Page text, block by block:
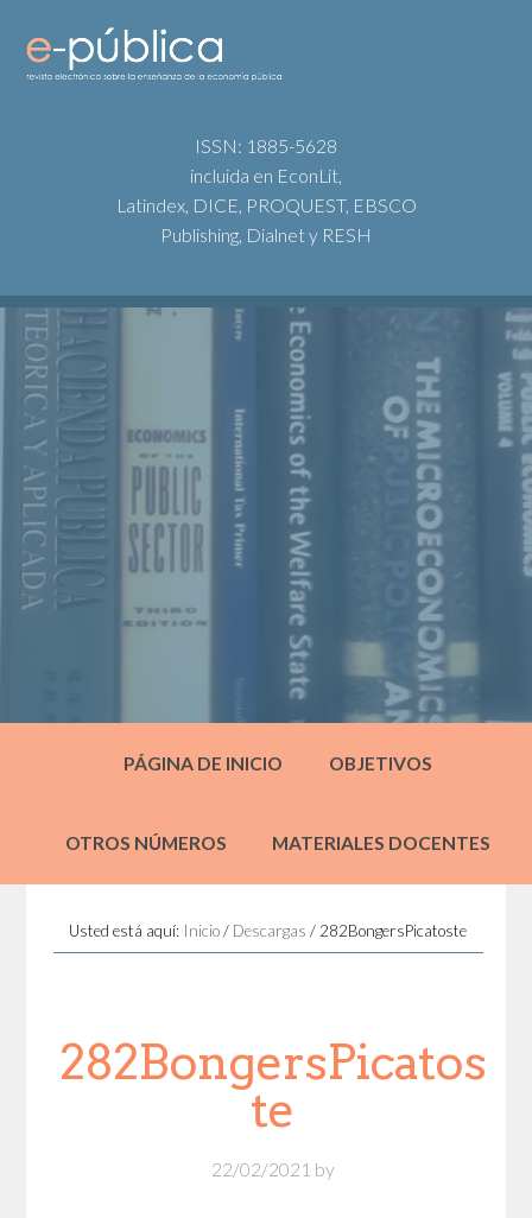
ISSN: 1885-5628
incluida en EconLit,
Latindex, DICE, PROQUEST, EBSCO
Publishing, Dialnet y RESH
PÁGINA DE INICIO OBJETIVOS
OTROS NÚMEROS MATERIALES DOCENTES
Usted está aquí: Inicio / Descargas / 282BongersPicatoste
282BongersPicatos
te
22/02/2021 by